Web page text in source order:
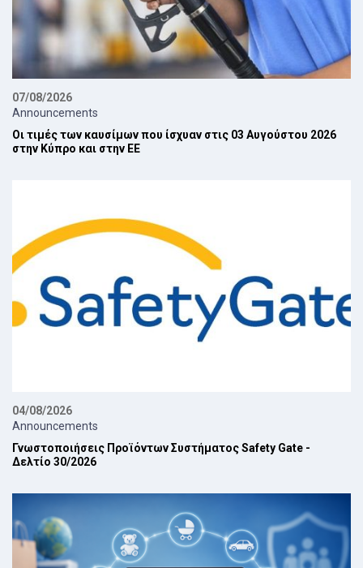
07/08/2026
Announcements
Οι τιμές των καυσίμων που ίσχυαν στις 03 Αυγούστου 2026
στην Κύπρο και στην ΕΕ
04/08/2026
Announcements
Γνωστοποιήσεις Προϊόντων Συστήματος Safety Gate -
Δελτίο 30/2026